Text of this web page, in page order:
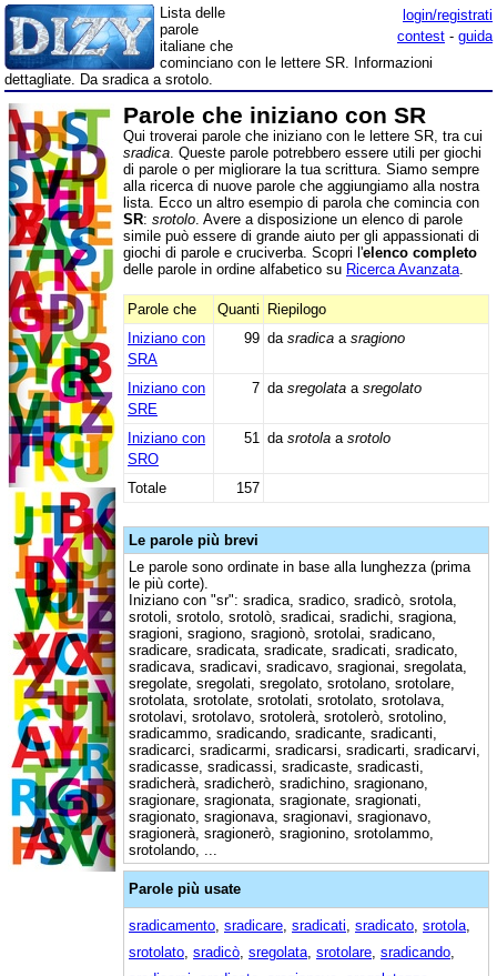
login/registrati
contest - guida
Lista delle
parole
italiane che
cominciano con le lettere SR. Informazioni
dettagliate. Da sradica a srotolo.
Parole che iniziano con SR
Qui troverai parole che iniziano con le lettere SR, tra cui
sradica . Queste parole potrebbero essere utili per giochi
di parole o per migliorare la tua scrittura. Siamo sempre
alla ricerca di nuove parole che aggiungiamo alla nostra
lista. Ecco un altro esempio di parola che comincia con
SR: srotolo . Avere a disposizione un elenco di parole
simile può essere di grande aiuto per gli appassionati di
giochi di parole e cruciverba. Scopri l'elenco completo
delle parole in ordine alfabetico su Ricerca Avanzata
Parole che Quanti Riepilogo
Iniziano con
SRA
99 da sradica a sragiono
Iniziano con
SRE
7 da sregolata a sregolato
Iniziano con
SRO
51 da srotola a srotolo
Totale 157
Le parole più brevi
Le parole sono ordinate in base alla lunghezza (prima
le più corte).
Iniziano con "sr": sradica, sradico, sradicò, srotola,
srotoli, srotolo, srotolò, sradicai, sradichi, sragiona,
sragioni, sragiono, sragionò, srotolai, sradicano,
sradicare, sradicata, sradicate, sradicati, sradicato,
sradicava, sradicavi, sradicavo, sragionai, sregolata,
sregolate, sregolati, sregolato, srotolano, srotolare,
srotolata, srotolate, srotolati, srotolato, srotolava,
srotolavi, srotolavo, srotolerà, srotolerò, srotolino,
sradicammo, sradicando, sradicante, sradicanti,
sradicarci, sradicarmi, sradicarsi, sradicarti, sradicarvi,
sradicasse, sradicassi, sradicaste, sradicasti,
sradicherà, sradicherò, sradichino, sragionano,
sragionare, sragionata, sragionate, sragionati,
sragionato, sragionava, sragionavi, sragionavo,
sragionerà, sragionerò, sragionino, srotolammo,
srotolando, ...
Parole più usate
sradicamento sradicare sradicati sradicato srotola
srotolato sradicò sregolata srotolare sradicando